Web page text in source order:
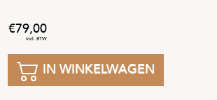
79,00
IN WINKELWAGEN